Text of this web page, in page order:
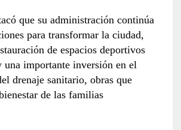
que su administración continúa
para transformar la ciudad,
de espacios deportivos
una importante inversión en el
drenaje sanitario, obras que
de las familias